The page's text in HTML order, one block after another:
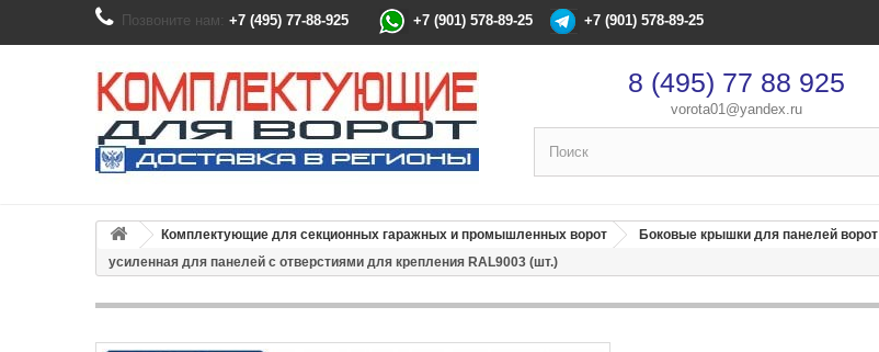
Позвоните нам: +7 (495) 77-88-925 +7 (901) 578-89-25 +7 (901) 578-89-25
8 (495) 77 88 925
vorota01@yandex.ru
Комплектующие для секционных гаражных и промышленных ворот Боковые крышки для панелей ворот
усиленная для панелей с отверстиями для крепления RAL9003 (шт.)
Оформление заказа